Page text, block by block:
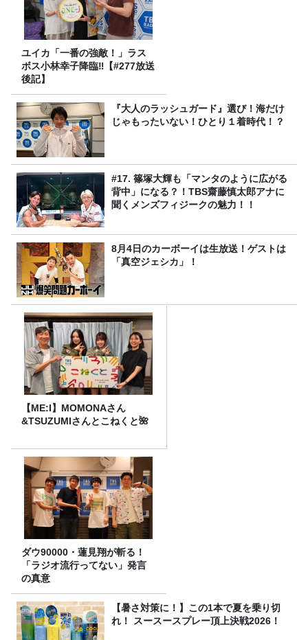
ユイカ「一番の強敵！」ラス
ボス小林幸子降臨‼【#277放送
後記】
『大人のラッシュガード』選び！海だけ
じゃもったいない！ひとり１着時代！？
#17. 篠塚大輝も「マンタのように広がる
背中」になる？！TBS齋藤慎太郎アナに
聞くメンズフィジークの魅力！！
8月4日のカーボーイは生放送！ゲストは
「真空ジェシカ」！
【ME:I】MOMONAさん
&TSUZUMIさんとこねくと🌺
ダウ90000・蓮見翔が斬る！
「ラジオ流行ってない」発言
の真意
【暑さ対策に！】この1本で夏を乗り切
れ！ スースースプレー頂上決戦2026！